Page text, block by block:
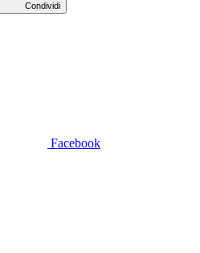
Condividi
Facebook